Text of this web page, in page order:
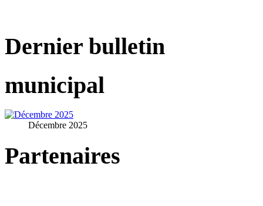
Dernier bulletin
municipal
Décembre 2025
Partenaires